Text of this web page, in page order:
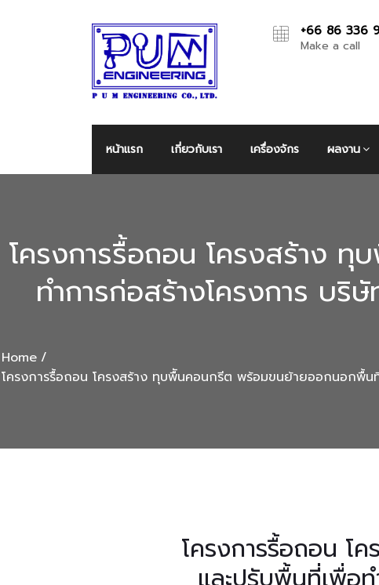
+66 86 336
Make a call
หน้าแรก เกี่ยวกับเรา เครื่องจักร ผลงาน
โครงการรื้อถอน โครงสร้าง
ทำการก่อสร้างโครงการ บ
Home
โครงการรื้อถอน โครงสร้าง ทุบพืันคอนกรีต พร้อมขนย้ายออกนอกพื้
โครงการรื้อถอน